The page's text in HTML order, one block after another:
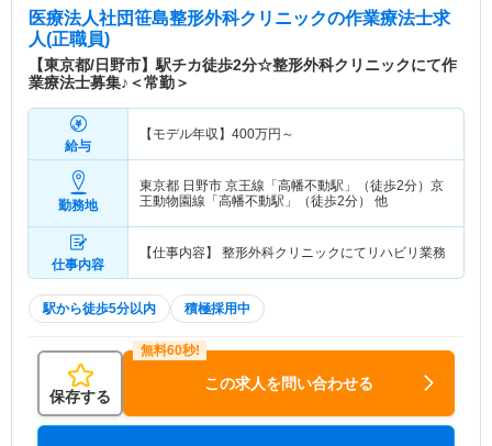
医療法人社団笹島整形外科クリニックの作業療法士求
人(正職員)
【東京都/日野市】駅チカ徒歩2分☆整形外科クリニックにて作
業療法士募集♪＜常勤＞
給与
【モデル年収】 400万円～
勤務地
東京都 日野市 京王線「高幡不動駅」（徒歩2分）京
王動物園線「高幡不動駅」（徒歩2分） 他
仕事内容
【仕事内容】 整形外科クリニックにてリハビリ業務
駅から徒歩5分以内 積極採用中
保存する
この求人を問い合わせる